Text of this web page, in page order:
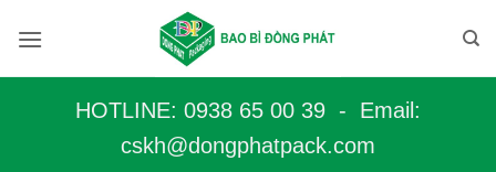
qua
HOTLINE: 0938 65 00 39 - Email:
cskh@dongphatpack.com